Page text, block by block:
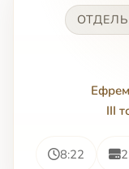
III
8:22